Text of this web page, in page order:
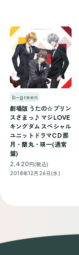
b-green
劇場版 うたの☆プリン
スさまっ♪ マジLOVE
キングダム スペシャル
ユニットドラマCD 那
月・蘭丸・瑛一(通常
盤)
2,420円(税込)
2018年12月26日(水)